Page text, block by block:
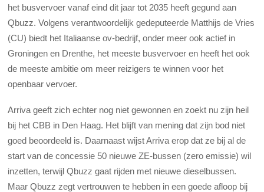
het busvervoer vanaf eind dit jaar tot 2035 heeft gegund aan
Qbuzz. Volgens verantwoordelijk gedeputeerde Matthijs de Vries
(CU) biedt het Italiaanse ov-bedrijf, onder meer ook actief in
Groningen en Drenthe, het meeste busvervoer en heeft het ook
de meeste ambitie om meer reizigers te winnen voor het
openbaar vervoer.
Arriva geeft zich echter nog niet gewonnen en zoekt nu zijn heil
bij het CBB in Den Haag. Het blijft van mening dat zijn bod niet
goed beoordeeld is. Daarnaast wijst Arriva erop dat ze bij al de
start van de concessie 50 nieuwe ZE-bussen (zero emissie) wil
inzetten, terwijl Qbuzz gaat rijden met nieuwe dieselbussen.
Maar Qbuzz zegt vertrouwen te hebben in een goede afloop bij